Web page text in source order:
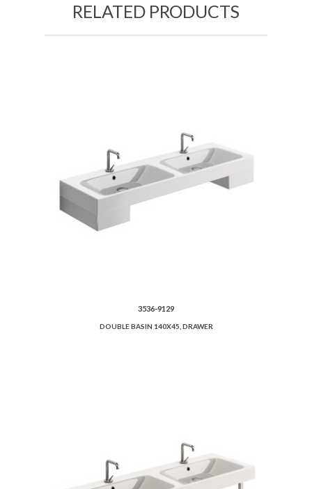
RELATED PRODUCTS
3536-9129
DOUBLE BASIN 140X45, DRAWER